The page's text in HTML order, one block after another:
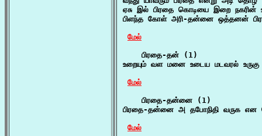
ஏசு இல் பிரதை கொடியை இறை நகரின்
பிளந்த கோள் அரி-தன்னை ஒத்தனன்
மேல்
    பிரதை-தன் (1)
உறையும் வள மனை உடைய மடவரல்
மேல்
    பிரதை-தன்னை (1)
பிரதை-தன்னை அ தபோநிதி வருக என
மேல்